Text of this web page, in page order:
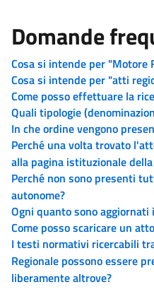
Domande
Cosa si intende per "Motore
Cosa si intende per "atti
Come posso effettuare la
Quali tipologie
In che ordine vengono
Perché una volta trovato
alla pagina istituzionale
Perché non sono presenti
autonome?
Ogni quanto sono aggiornati
Come posso scaricare un
I testi normativi ricercabili
Regionale possono essere
liberamente altrove?